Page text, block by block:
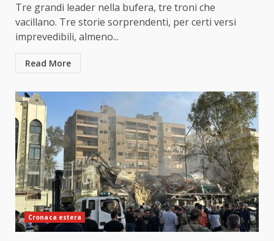
Tre grandi leader nella bufera, tre troni che
vacillano. Tre storie sorprendenti, per certi versi
imprevedibili, almeno...
Read More
Cronaca estera